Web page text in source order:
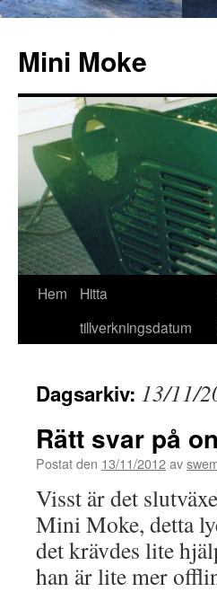
innehåll
Mini Moke
Hem
Hitta
tillverkningsdatum
Dagsarkiv: 13/11/
Rätt svar på
Postat den 13/11/2012av
Visst är det
Mini Moke, detta
det krävdes lite
han är lite mer